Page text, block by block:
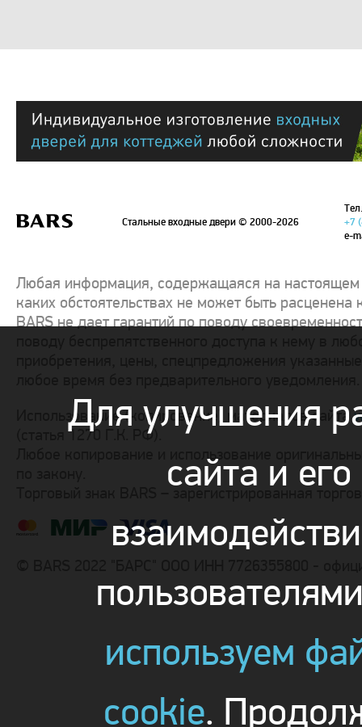
Стальные входные двери© 2000-2026
+7
e-
Любая информация, содержащаяся на настоящем
каких обстоятельствах не может быть
BARS не дает гарантий по поводу
Использование (копирование) материалов сайта
(статья 1270 Г.К. РФ).
Любое копирование и использование
Для улучшения
сайта и его
используем
cookie.